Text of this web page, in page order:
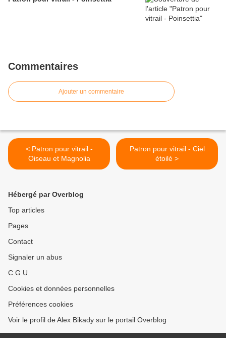
Commentaires
Ajouter un commentaire
< Patron pour vitrail -
Oiseau et Magnolia
Patron pour vitrail - Ciel
étoilé >
Hébergé par Overblog
Top articles
Pages
Contact
Signaler un abus
C.G.U.
Cookies et données personnelles
Préférences cookies
Voir le profil de Alex Bikady sur le portail Overblog